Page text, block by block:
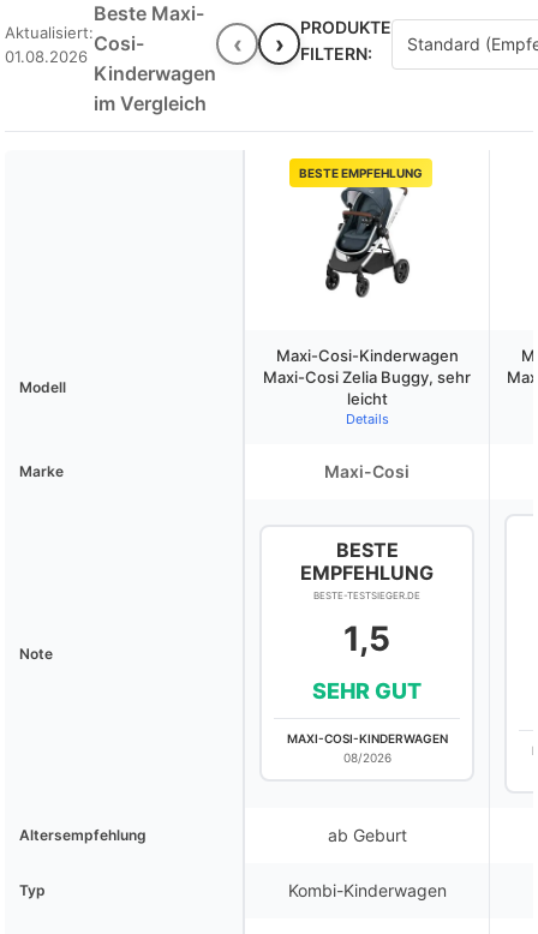
Aktualisiert:
01.08.2026
Beste Maxi-
Cosi-
Kinderwagen
im Vergleich
‹ ›
PRODUKTE
FILTERN:
BESTE EMPFEHLUNG
Modell
Maxi-Cosi-Kinderwagen
Maxi-Cosi Zelia Buggy, sehr
leicht
Details
Marke Maxi-Cosi
Note
BESTE
EMPFEHLUNG
BESTE-TESTSIEGER.DE
1,5
SEHR GUT
MAXI-COSI-KINDERWAGEN
08/2026
Altersempfehlung ab Geburt
Typ Kombi-Kinderwagen